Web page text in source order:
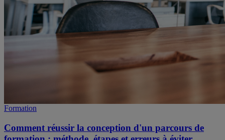
Formation
Comment réussir la conception d'un parcours de